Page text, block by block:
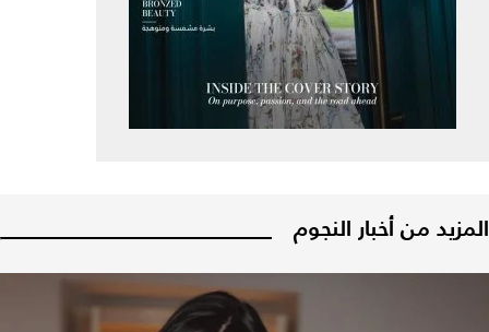
المزيد من أخبار النجوم